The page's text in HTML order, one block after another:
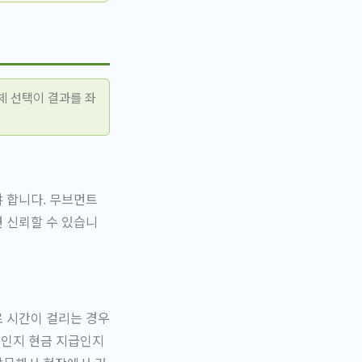
선택이 결과를 좌
합니다. 무브먼트
뢰할 수 있습니
시간이 걸리는 경우
지 현금 지급인지